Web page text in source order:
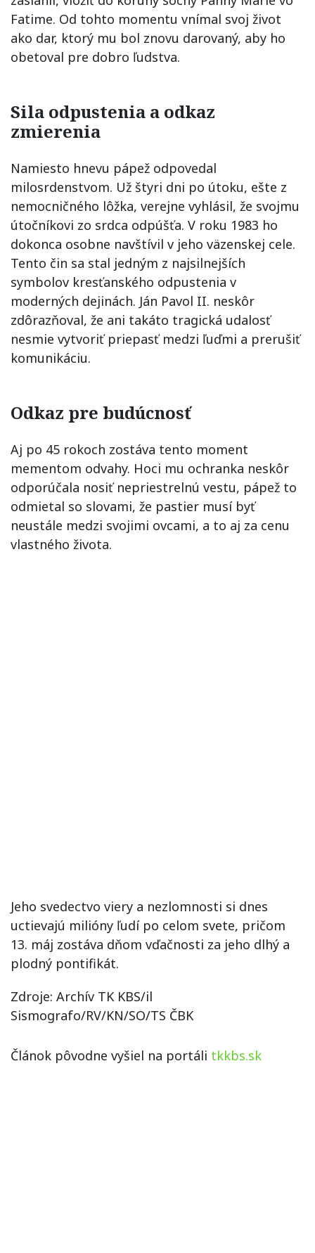
Fatime. Od tohto momentu vnímal svoj život
ako dar, ktorý mu bol znovu darovaný, aby ho
obetoval pre dobro ľudstva.
Sila odpustenia a odkaz
zmierenia
Namiesto hnevu pápež odpovedal
milosrdenstvom. Už štyri dni po útoku, ešte z
nemocničného lôžka, verejne vyhlásil, že svojmu
útočníkovi zo srdca odpúšťa. V roku 1983 ho
dokonca osobne navštívil v jeho väzenskej cele.
Tento čin sa stal jedným z najsilnejších
symbolov kresťanského odpustenia v
moderných dejinách. Ján Pavol II. neskôr
zdôrazňoval, že ani takáto tragická udalosť
nesmie vytvoriť priepasť medzi ľuďmi a prerušiť
komunikáciu.
Odkaz pre budúcnosť
Aj po 45 rokoch zostáva tento moment
mementom odvahy. Hoci mu ochranka neskôr
odporúčala nosiť nepriestrelnú vestu, pápež to
odmietal so slovami, že pastier musí byť
neustále medzi svojimi ovcami, a to aj za cenu
vlastného života.
Jeho svedectvo viery a nezlomnosti si dnes
uctievajú milióny ľudí po celom svete, pričom
13. máj zostáva dňom vďačnosti za jeho dlhý a
plodný pontifikát.
Zdroje: Archív TK KBS/il
Sismografo/RV/KN/SO/TS ČBK
Článok pôvodne vyšiel na portáli tkkbs.sk